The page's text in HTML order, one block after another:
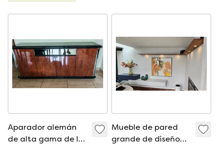
Aparador alemán
de alta gama de los
Mueble de pared
grande de diseño